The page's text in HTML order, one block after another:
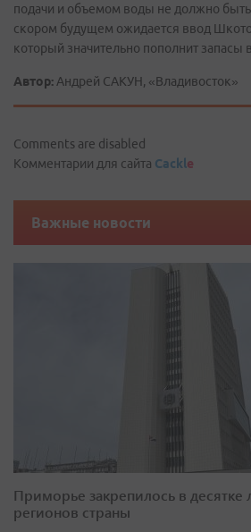
подачи и объемом воды не должно
скором будущем ожидается ввод
который значительно пополнит запасы
Автор: Андрей САКУН, «Владивосток»
Comments are disabled
Комментарии для сайта Cackle
Важные новости
Приморье закрепилось в десятке
регионов страны